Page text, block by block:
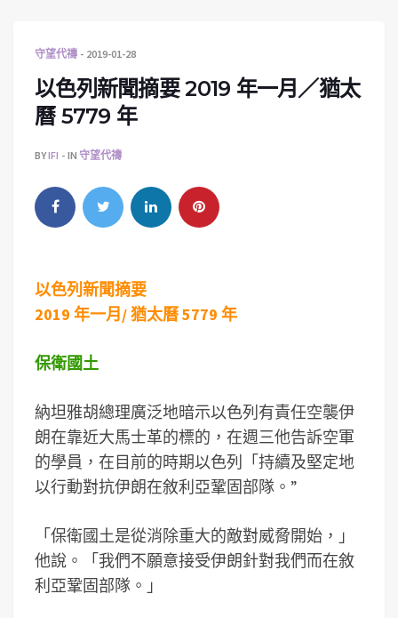
守望代禱 2019-01-28
以色列新聞摘要 2019 年一月／猶太
曆 5779 年
BYIFI IN 守望代禱
以色列新聞摘要
2019 年一月/ 猶太曆 5779 年
保衛國土
納坦雅胡總理廣泛地暗示以色列有責任空襲伊
朗在靠近大馬士革的標的，在週三他告訴空軍
的學員，在目前的時期以色列「持續及堅定地
以行動對抗伊朗在敘利亞鞏固部隊。”
「保衛國土是從消除重大的敵對威脅開始，」
他說。「我們不願意接受伊朗針對我們而在敘
利亞鞏固部隊。」